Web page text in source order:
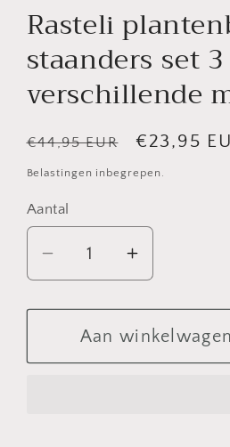
Rasteli
staanders set
verschillende
Normale
prijs
€44,95 EUR €23,95
Belastingen inbegrepen.
Aantal
Aantal
verlagen
voor
Rasteli
plantenbakjes
Aantal
verhogen
voor
Rasteli
Aan